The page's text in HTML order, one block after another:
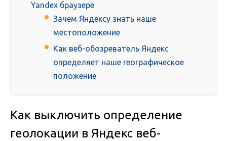
Yandex браузере
Зачем Яндексу знать наше
местоположение
Как веб-обозреватель Яндекс
определяет наше географическое
положение
Как выключить определение
геолокации в Яндекс веб-